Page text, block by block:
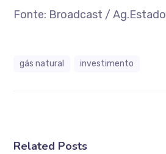
Fonte: Broadcast / Ag.Estado
gás natural investimento
Related Posts